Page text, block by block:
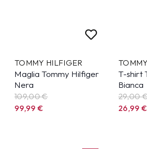
TOMMY HILFIGER
Maglia Tommy Hilfiger
Nera
109,00 €
99,99€
T-shirt
Bianca
29,00
26,99€